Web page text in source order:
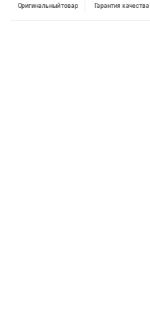
Оригинальный товар Гарантия качества